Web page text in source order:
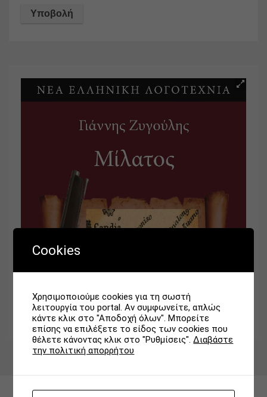
Cookies
Χρησιμοποιούμε cookies για τη σωστή
λειτουργία του portal. Αν συμφωνείτε, απλώς
κάντε κλικ στο "Αποδοχή όλων". Μπορείτε
επίσης να επιλέξετε το είδος των cookies που
θέλετε κάνοντας κλικ στο "Ρυθμίσεις".Διαβάστε
την πολιτική απορρήτου